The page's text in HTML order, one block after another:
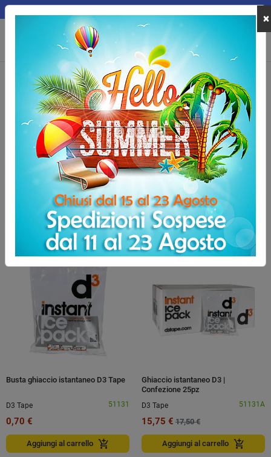
MEPA
Home Marchi D3 Tape
D3 Tape
Nastri e bendaggi sportiviD3 Tape: ideali persupporto articolare,
protezione muscolareecompressione. Qualità professionale, subito
Busta ghiaccio istantaneo D3 Tape
D3 Tape 51131
0,70 €
Aggiungi al carrello add_shopping_cart
-10%
Ghiaccio istantaneo D3 |
Confezione 25pz
D3 Tape
51131A
15,75 € 17,50 €
Aggiungi al carrello add_shopping_cart
×